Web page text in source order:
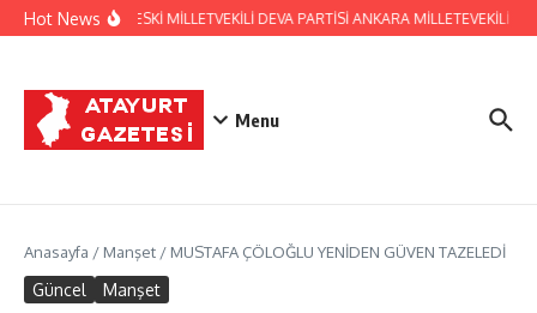
İçeriğe atla
Hot NewsHATAY ESKİ MİLLETVEKİLİ DEVA PARTİSİ ANKARA MİLLETEVEKİLİ
Menu
Anasayfa / Manşet / MUSTAFA ÇÖLOĞLU YENİDEN GÜVEN TAZELEDİ
Güncel Manşet